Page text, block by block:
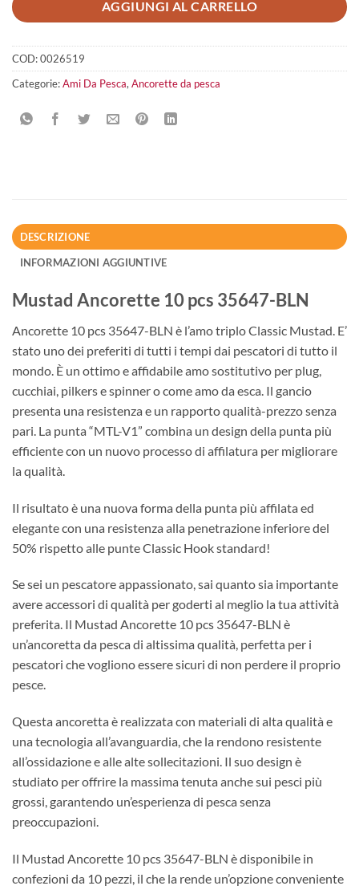
AGGIUNGI AL CARRELLO
COD:0026519
Categorie:Ami Da Pesca, Ancorette da pesca
DESCRIZIONE
INFORMAZIONI AGGIUNTIVE
Mustad Ancorette 10 pcs 35647-BLN
Ancorette 10 pcs 35647-BLN è l’amo triplo Classic Mustad. E’
stato uno dei preferiti di tutti i tempi dai pescatori di tutto il
mondo. È un ottimo e affidabile amo sostitutivo per plug,
cucchiai, pilkers e spinner o come amo da esca. Il gancio
presenta una resistenza e un rapporto qualità-prezzo senza
pari. La punta “MTL-V1” combina un design della punta più
efficiente con un nuovo processo di affilatura per migliorare
la qualità.
Il risultato è una nuova forma della punta più affilata ed
elegante con una resistenza alla penetrazione inferiore del
50% rispetto alle punte Classic Hook standard!
Se sei un pescatore appassionato, sai quanto sia importante
avere accessori di qualità per goderti al meglio la tua attività
preferita. Il Mustad Ancorette 10 pcs 35647-BLN è
un’ancoretta da pesca di altissima qualità, perfetta per i
pescatori che vogliono essere sicuri di non perdere il proprio
pesce.
Questa ancoretta è realizzata con materiali di alta qualità e
una tecnologia all’avanguardia, che la rendono resistente
all’ossidazione e alle alte sollecitazioni. Il suo design è
studiato per offrire la massima tenuta anche sui pesci più
grossi, garantendo un’esperienza di pesca senza
preoccupazioni.
Il Mustad Ancorette 10 pcs 35647-BLN è disponibile in
confezioni da 10 pezzi, il che la rende un’opzione conveniente